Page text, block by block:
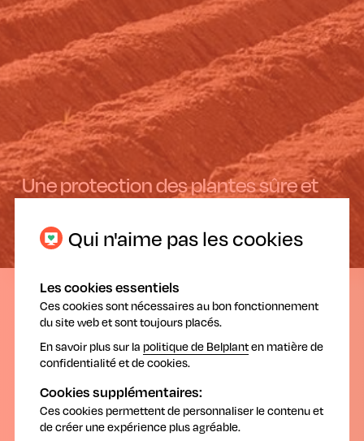
Une protection des plantes sûre et
renforcée !
06.07.2021
Qui n'aime pas les cookies
Les cookies essentiels
Ces cookies sont nécessaires au bon fonctionnement
du site web et sont toujours placés.
En savoir plus sur la politique de Belplanten matière de
confidentialité et de cookies.
Cookies supplémentaires:
Ces cookies permettent de personnaliser le contenu et
de créer une expérience plus agréable.